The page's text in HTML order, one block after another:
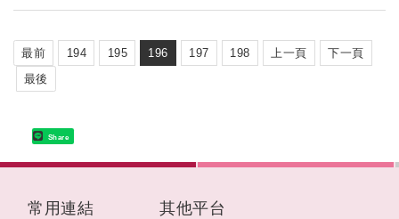
最前 194 195 196 197 198 上一頁
下一頁
最後
Share
常用連結 其他平台